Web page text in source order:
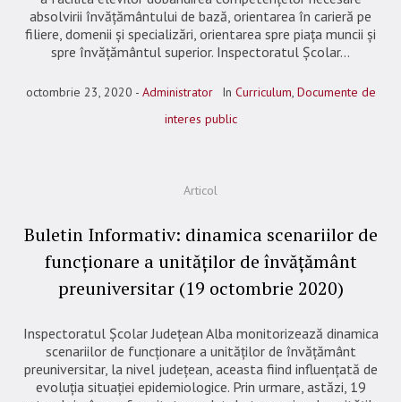
absolvirii învățământului de bază, orientarea în carieră pe
filiere, domenii și specializări, orientarea spre piața muncii și
spre învățământul superior. Inspectoratul Școlar...
octombrie 23, 2020 Administrator In Curriculum, Documente de
interes public
Articol
Buletin Informativ: dinamica scenariilor de
funcționare a unităților de învățământ
preuniversitar (19 octombrie 2020)
Inspectoratul Școlar Județean Alba monitorizează dinamica
scenariilor de funcționare a unităților de învățământ
preuniversitar, la nivel județean, aceasta fiind influențată de
evoluția situației epidemiologice. Prin urmare, astăzi, 19